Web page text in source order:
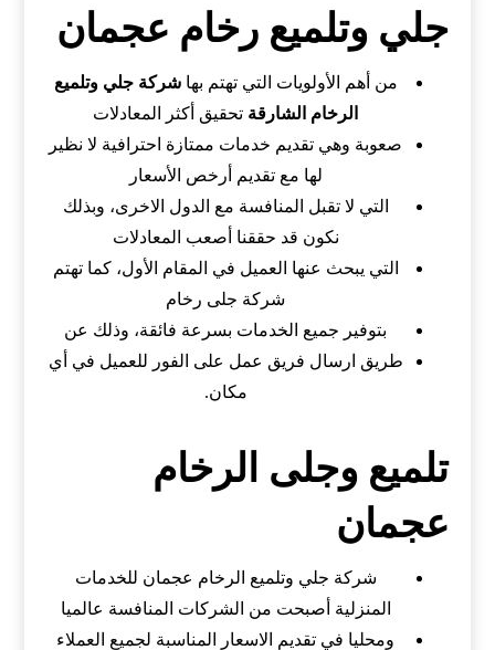
جلي وتلميع رخام عجمان
من أهم الأولويات التي تهتم بهاشركة جلي وتلميع
الرخام الشارقة تحقيق أكثر المعادلات
صعوبة وهي تقديم خدمات ممتازة احترافية لا نظير
لها مع تقديم أرخص الأسعار
التي لا تقبل المنافسة مع الدول الاخرى، وبذلك
نكون قد حققنا أصعب المعادلات
التي يبحث عنها العميل في المقام الأول، كما تهتم
شركة جلى رخام
بتوفير جميع الخدمات بسرعة فائقة، وذلك عن
طريق ارسال فريق عمل على الفور للعميل في أي
مكان.
تلميع وجلى الرخام
عجمان
شركة جلي وتلميع الرخام عجمان للخدمات
المنزلية أصبحت من الشركات المنافسة عالميا
ومحليا في تقديم الاسعار المناسبة لجميع العملاء